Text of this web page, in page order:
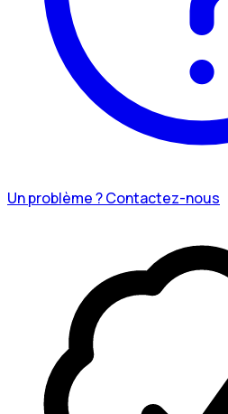
Un problème ? Contactez-nous